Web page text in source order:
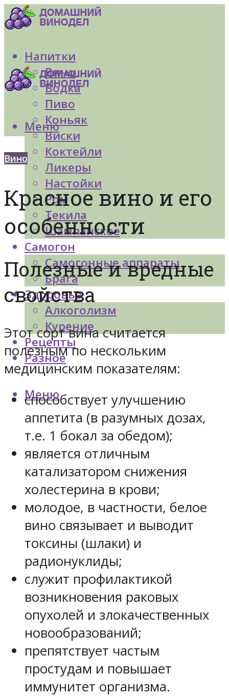
Напитки
Вино
Водка
Пиво
Коньяк
Виски
Коктейли
Ликеры
Настойки
Ром
Текила
Шампанское
Самогон
Самогонные аппараты
Брага
Здоровье
Алкоголизм
Курение
Рецепты
Разное
Меню
Меню
Вино
Красное вино и его
особенности
Полезные и вредные
свойства
Этот сорт вина считается
полезным по нескольким
медицинским показателям:
способствует улучшению
аппетита (в разумных дозах,
т.е. 1 бокал за обедом);
является отличным
катализатором снижения
холестерина в крови;
молодое, в частности, белое
вино связывает и выводит
токсины (шлаки) и
радионуклиды;
служит профилактикой
возникновения раковых
опухолей и злокачественных
новообразований;
препятствует частым
простудам и повышает
иммунитет организма.